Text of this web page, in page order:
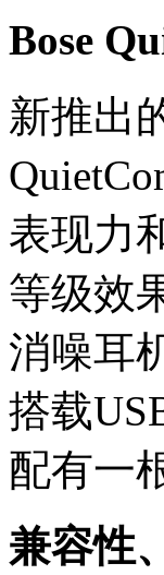
Bose
新推出
表现力
等级效
消噪耳
搭载
配有一
兼容性